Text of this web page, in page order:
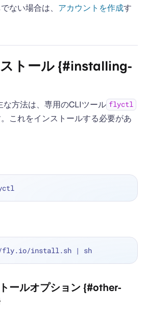
ない場合は、 アカウントを作成す
トール {#installing-
な方法は、専用のCLIツール flyctl
これをインストールする必要があ
ールオプション {#other-